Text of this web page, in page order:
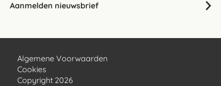
Aanmelden nieuwsbrief
Algemene Voorwaarden
Cookies
Copyright 2026